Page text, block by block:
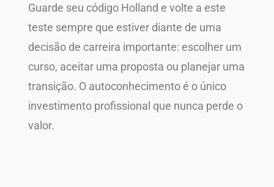
Guarde seu código Holland e volte a este
teste sempre que estiver diante de uma
decisão de carreira importante: escolher um
curso, aceitar uma proposta ou planejar uma
transição. O autoconhecimento é o único
investimento profissional que nunca perde o
valor.